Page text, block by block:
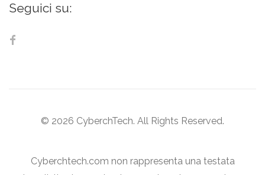
Seguici su:
© 2026 CyberchTech. All Rights Reserved.
Cyberchtech.com non rappresenta una testata